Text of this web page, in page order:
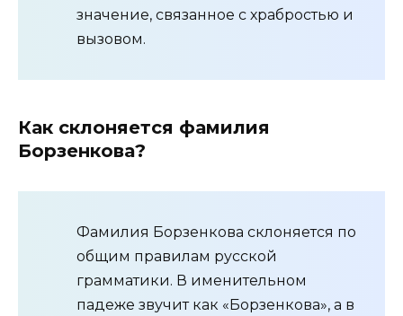
значение, связанное с храбростью и
вызовом.
Как склоняется фамилия
Борзенкова?
Фамилия Борзенкова склоняется по
общим правилам русской
грамматики. В именительном
падеже звучит как «Борзенкова», а в